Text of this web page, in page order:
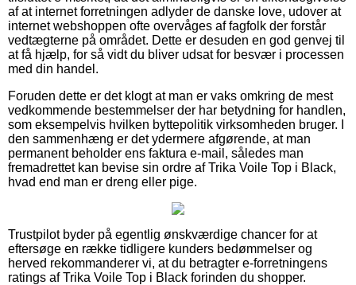
af at internet forretningen adlyder de danske love, udover at
internet webshoppen ofte overvåges af fagfolk der forstår
vedtægterne på området. Dette er desuden en god genvej til
at få hjælp, for så vidt du bliver udsat for besvær i processen
med din handel.
Foruden dette er det klogt at man er vaks omkring de mest
vedkommende bestemmelser der har betydning for handlen,
som eksempelvis hvilken byttepolitik virksomheden bruger. I
den sammenhæng er det ydermere afgørende, at man
permanent beholder ens faktura e-mail, således man
fremadrettet kan bevise sin ordre af Trika Voile Top i Black,
hvad end man er dreng eller pige.
Trustpilot byder på egentlig ønskværdige chancer for at
eftersøge en række tidligere kunders bedømmelser og
herved rekommanderer vi, at du betragter e-forretningens
ratings af Trika Voile Top i Black forinden du shopper.